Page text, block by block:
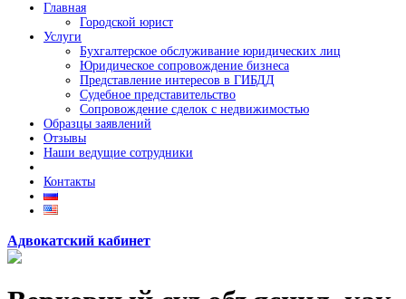
Главная
Городской юрист
Услуги
Бухгалтерское обслуживание юридических лиц
Юридическое сопровождение бизнеса
Представление интересов в ГИБДД
Судебное представительство
Сопровождение сделок с недвижимостью
Образцы заявлений
Отзывы
Наши ведущие сотрудники
Контакты
Адвокатский кабинет